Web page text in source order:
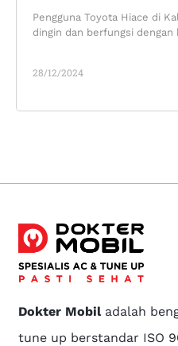
28/12/2024
Pengguna Toyota Hiace di
dingin dan berfungsi dengan
Dokter Mobiladalah
tune up berstandar ISO